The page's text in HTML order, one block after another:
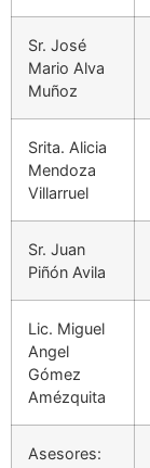
Sr. José
Mario Alva
Muñoz
Srita. Alicia
Mendoza
Villarruel
Sr. Juan
Piñón Avila
Lic. Miguel
Angel
Gómez
Amézquita
Asesores: